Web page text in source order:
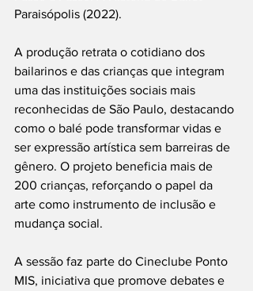
Paraisópolis (2022).
A produção retrata o cotidiano dos
bailarinos e das crianças que integram
uma das instituições sociais mais
reconhecidas de São Paulo, destacando
como o balé pode transformar vidas e
ser expressão artística sem barreiras de
gênero. O projeto beneficia mais de
200 crianças, reforçando o papel da
arte como instrumento de inclusão e
mudança social.
A sessão faz parte do Cineclube Ponto
MIS, iniciativa que promove debates e